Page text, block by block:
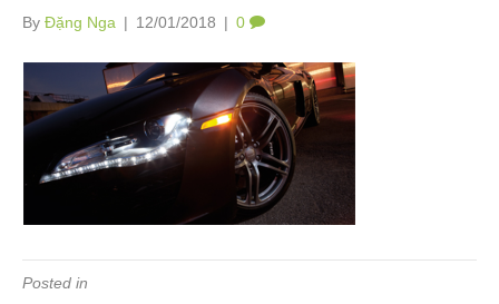
By Đặng Nga | 12/01/2018 | 0
Posted in